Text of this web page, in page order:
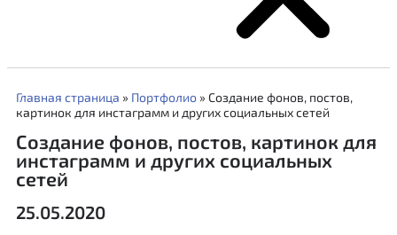
Главная страница » Портфолио » Создание фонов, постов,
картинок для инстаграмм и других социальных сетей
Создание фонов, постов, картинок для
инстаграмм и других социальных
сетей
25.05.2020